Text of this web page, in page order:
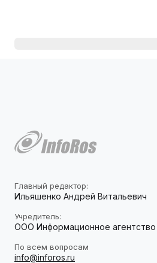
Главный редактор:
Ильяшенко Андрей Витальевич
Учредитель:
ООО Информационное
По всем вопросам
info@inforos.ru